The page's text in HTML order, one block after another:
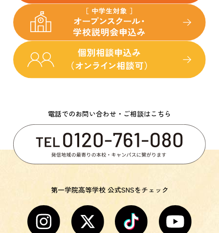
電話でのお問い合わせ・ご相談はこちら
第一学院高等学校 公式SNSをチェック